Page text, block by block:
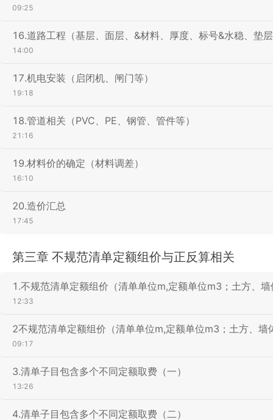
09:25
16.道路工程（基层、面层、&材料、厚度、标号&水稳、垫
14:00
17.机电安装（启闭机、闸门等）
19:18
18.管道相关（PVC、PE、钢管、管件等）
21:16
19.材料价的确定（材料调差）
16:10
20.造价汇总
17:45
第三章 不规范清单定额组价与正反算相关
1.不规范清单定额组价（清单单位m,定额单位m3；土方、
12:33
2不规范清单定额组价（清单单位m,定额单位m3；土方、墙
09:17
3.清单子目包含多个不同定额取费（一）
13:26
4.清单子目包含多个不同定额取费（二）